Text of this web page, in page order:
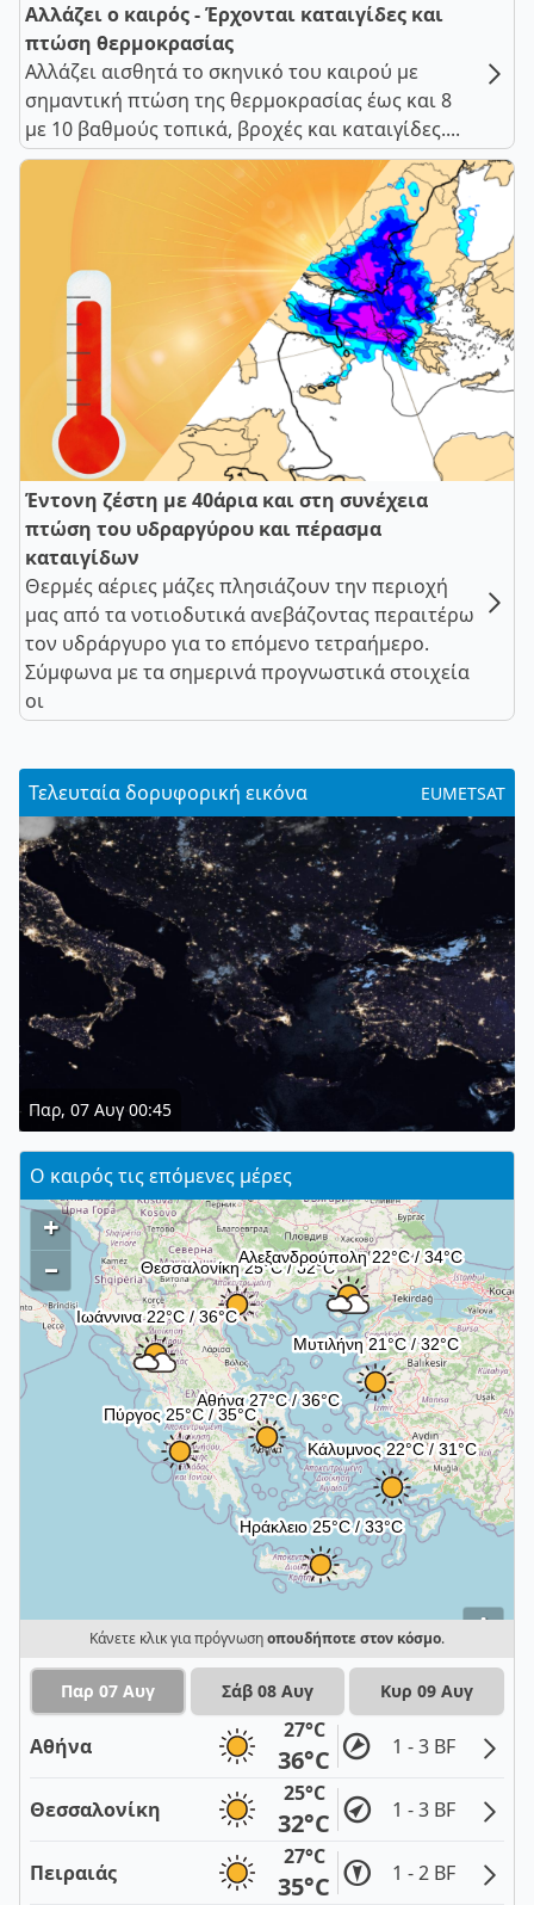
Αλλάζει ο καιρός - Έρχονται καταιγίδες και
πτώση θερμοκρασίας
Αλλάζει αισθητά το σκηνικό του καιρού με
σημαντική πτώση της θερμοκρασίας έως και 8
με 10 βαθμούς τοπικά, βροχές και καταιγίδες....
Έντονη ζέστη με 40άρια και στη συνέχεια
πτώση του υδραργύρου και πέρασμα
καταιγίδων
Θερμές αέριες μάζες πλησιάζουν την περιοχή
μας από τα νοτιοδυτικά ανεβάζοντας περαιτέρω
τον υδράργυρο για το επόμενο τετραήμερο.
Σύμφωνα με τα σημερινά προγνωστικά στοιχεία
οι
Τελευταία δορυφορική εικόνα EUMETSAT
Παρ, 07 Αυγ 00:45
Ο καιρός τις επόμενες μέρες
i
+
–
Κάνετε κλικ για πρόγνωσηοπουδήποτε στον κόσμο.
Παρ 07 Αυγ Σάβ 08 Αυγ Κυρ 09 Αυγ
Αθήνα
27°C
36°C 1 - 3 BF
Θεσσαλονίκη
25°C
32°C 1 - 3 BF
Πειραιάς
27°C
35°C 1 - 2 BF